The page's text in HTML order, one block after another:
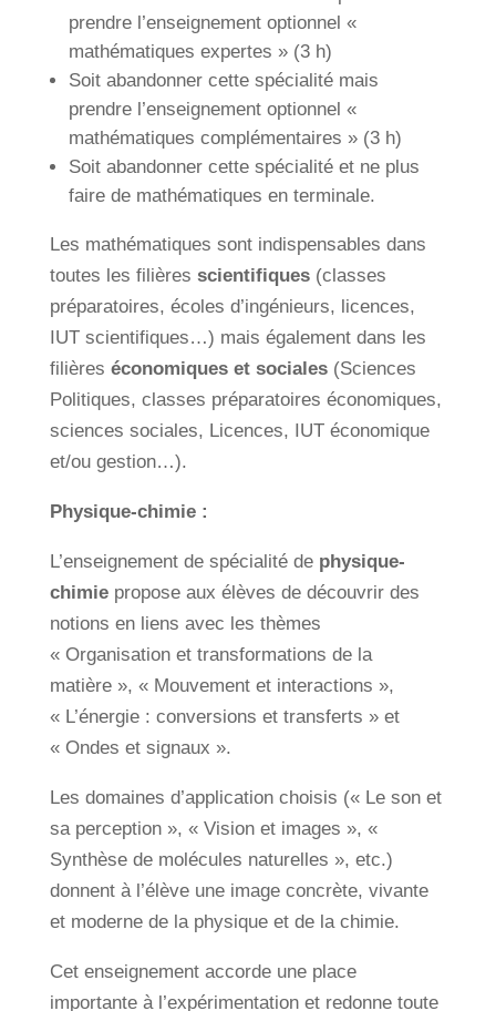
prendre l’enseignement optionnel «
mathématiques expertes » (3 h)
Soit abandonner cette spécialité mais
prendre l’enseignement optionnel «
mathématiques complémentaires » (3 h)
Soit abandonner cette spécialité et ne plus
faire de mathématiques en terminale.
Les mathématiques sont indispensables dans
toutes les filières scientifiques(classes
préparatoires, écoles d’ingénieurs, licences,
IUT scientifiques…) mais également dans les
filières économiques et sociales (Sciences
Politiques, classes préparatoires économiques,
sciences sociales, Licences, IUT économique
et/ou gestion…).
Physique-chimie :
L’enseignement de spécialité de physique-
chimie propose aux élèves de découvrir des
notions en liens avec les thèmes
« Organisation et transformations de la
matière », « Mouvement et interactions »,
« L’énergie : conversions et transferts » et
« Ondes et signaux ».
Les domaines d’application choisis (« Le son et
sa perception », « Vision et images », «
Synthèse de molécules naturelles », etc.)
donnent à l’élève une image concrète, vivante
et moderne de la physique et de la chimie.
Cet enseignement accorde une place
importante à l’expérimentation et redonne toute